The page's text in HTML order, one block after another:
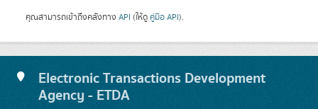
คุณสามารถเข้าถึงคลังทาง API (ให้ดู คู่มือ API).
Electronic Transactions Development
Agency - ETDA